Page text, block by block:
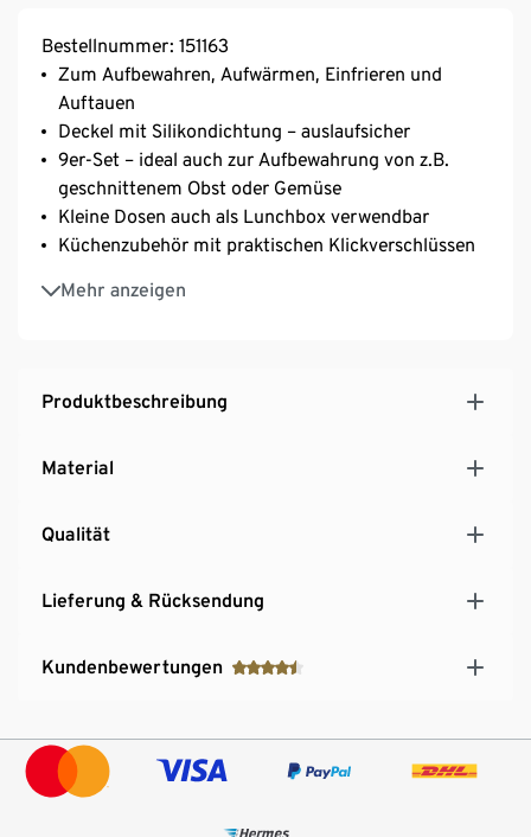
Bestellnummer: 151163
Zum Aufbewahren, Aufwärmen, Einfrieren und
Auftauen
Deckel mit Silikondichtung – auslaufsicher
9er-Set – ideal auch zur Aufbewahrung von z.B.
geschnittenem Obst oder Gemüse
Kleine Dosen auch als Lunchbox verwendbar
Küchenzubehör mit praktischen Klickverschlüssen
Mehr anzeigen
Große Dose mit Tragegriff und Gittereinlage für
eine bessere Luftzirkulation – Kondenswasser kann
550 ml, 1x ca. 600 ml, 1x ca. 850 ml, 1x ca. 1,1 l, 1x
Produktbeschreibung
Material
Qualität
Lieferung & Rücksendung
Kundenbewertungen